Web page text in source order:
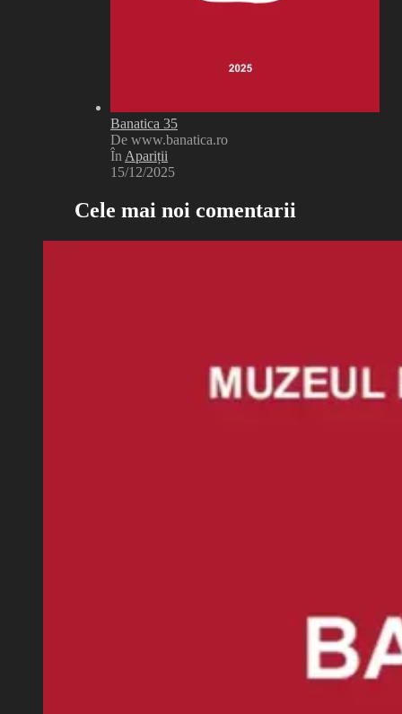
Banatica 35
De www.banatica.ro
ÎnApariții
15/12/2025
Cele mai noi comentarii